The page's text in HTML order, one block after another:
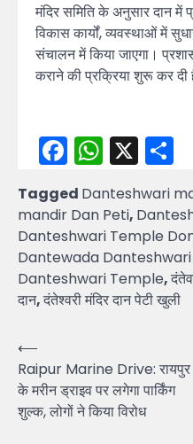
मंदिर समिति के अनुसार दान में
विकास कार्यों, व्यवस्थाओं में
संचालन में किया जाएगा।
कराने की प्रक्रिया शुरू कर दी
Facebook
X
Tagged Danteshwari
mandir Dan Peti,
Danteshwari Temple
Dantewada
Danteshwari Temple,
दान,दंतेश्वरी मंदिर दान पेटी खुली
Post
navigation
⟵
Raipur Marine Drive: रायपुर
के मरीन ड्राइव पर लगेगा पार्किंग
शुल्क, लोगों ने किया विरोध